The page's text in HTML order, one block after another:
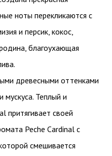
ноты перекликаются с
и персик, кокос,
благоухающая
древесными оттенками
Теплый и
притягивает своей
Peche Cardinal с
смешивается